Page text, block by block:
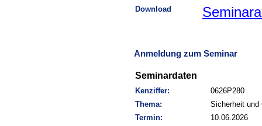
Download
Anmeldung zum Seminar
Seminardaten
Kenziffer:
0626P280
Thema:
Sicherheit und
Termin:
10.06.2026